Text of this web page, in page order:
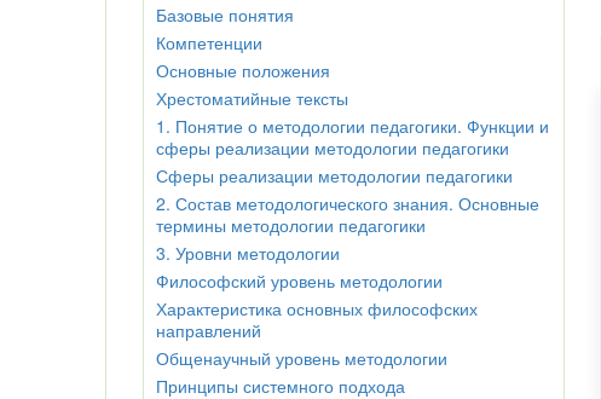
Базовые понятия
Компетенции
Основные положения
Хрестоматийные тексты
1. Понятие о методологии педагогики. Функции и
сферы реализации методологии педагогики
Сферы реализации методологии педагогики
2. Состав методологического знания. Основные
термины методологии педагогики
3. Уровни методологии
Философский уровень методологии
Характеристика основных философских
направлений
Общенаучный уровень методологии
Принципы системного подхода